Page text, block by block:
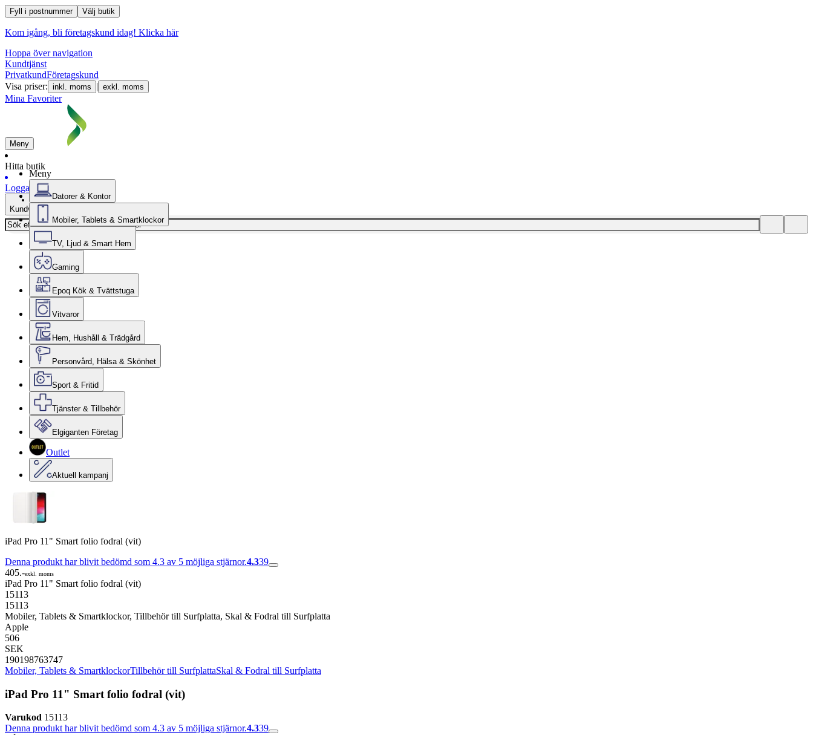
Fyll i postnummer Välj butik
Kom igång, bli företagskund idag! Klicka här
Hoppa över navigation
Kundtjänst
PrivatkundFöretagskund
Visa priser: inkl. moms | exkl. moms
Mina Favoriter
Meny
Hitta butik
Logga in
Kundvagn
Meny
Datorer & Kontor
Mobiler, Tablets & Smartklockor
TV, Ljud & Smart Hem
Gaming
Epoq Kök & Tvättstuga
Vitvaror
Hem, Hushåll & Trädgård
Personvård, Hälsa & Skönhet
Sport & Fritid
Tjänster & Tillbehör
Elgiganten Företag
Outlet
Aktuell kampanj
iPad Pro 11" Smart folio fodral (vit)
Denna produkt har blivit bedömd som 4.3 av 5 möjliga stjärnor.4.339
405.-exkl. moms
iPad Pro 11" Smart folio fodral (vit)
15113
15113
Mobiler, Tablets & Smartklockor, Tillbehör till Surfplatta, Skal & Fodral till Surfplatta
Apple
506
SEK
190198763747
Mobiler, Tablets & SmartklockorTillbehör till SurfplattaSkal & Fodral till Surfplatta
iPad Pro 11" Smart folio fodral (vit)
Varukod 15113
Denna produkt har blivit bedömd som 4.3 av 5 möjliga stjärnor.4.339